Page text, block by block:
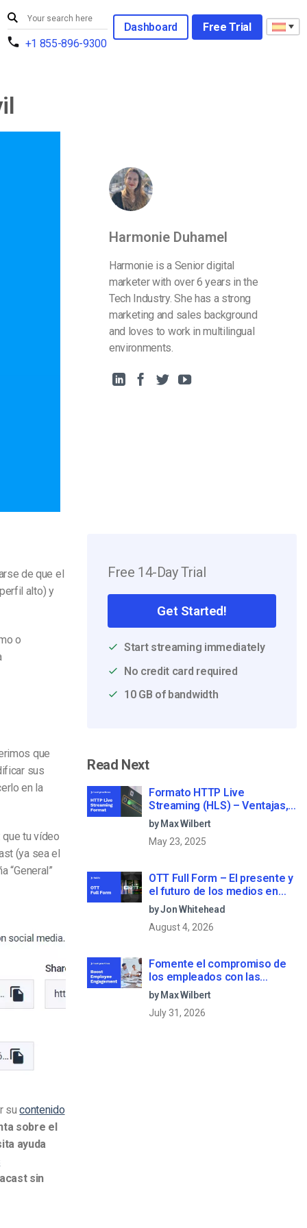
+1 855-896-9300
Dashboard Free Trial
Harmonie Duhamel
Harmonie is a Senior digital
marketer with over 6 years in the
Tech Industry. She has a strong
marketing and sales background
and loves to work in multilingual
environments.
de que el
alto) y
o
que
sus
en la
que tu vídeo
(ya sea el
“General”
sucontenido
sobre el
ayuda
sin
Free 14-Day Trial
Get Started!
Start streaming immediately
No credit card required
10 GB of bandwidth
Read Next
Formato HTTP Live
Streaming (HLS) – Ventajas,
desventajas y cómo funciona
by Max Wilbert
May 23, 2025
OTT Full Form – El presente y
el futuro de los medios en
streaming
by Jon Whitehead
August 4, 2026
Fomente el compromiso de
los empleados con las
comunicaciones corporativas
en directo
by Max Wilbert
July 31, 2026